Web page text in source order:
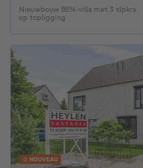
Nieuwbouw BEN-villa met 3 slpkrs
op topligging
NOUVEAU